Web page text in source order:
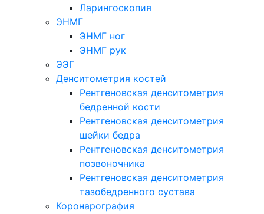
Ларингоскопия
ЭНМГ
ЭНМГ ног
ЭНМГ рук
ЭЭГ
Денситометрия костей
Рентгеновская денситометрия
бедренной кости
Рентгеновская денситометрия
шейки бедра
Рентгеновская денситометрия
позвоночника
Рентгеновская денситометрия
тазобедренного сустава
Коронарография